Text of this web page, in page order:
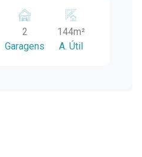
Ideal para quem
funcional com
do
de conforto.
2
Garagens
144m²
A. Útil